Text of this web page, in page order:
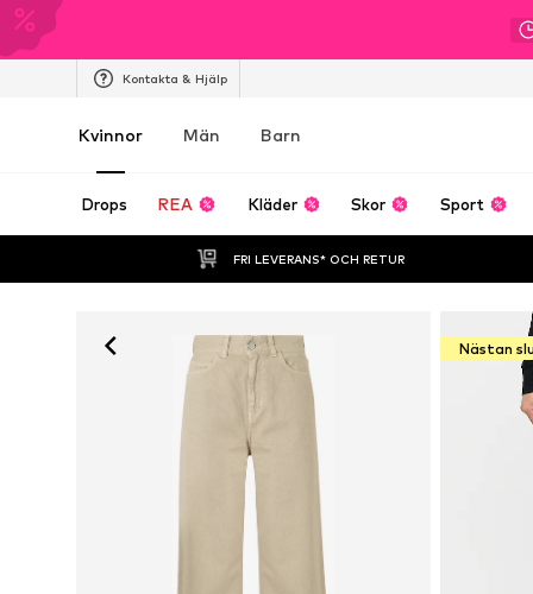
Kontakta & Hjälp
Kvinnor Män Barn
Drops REA Kläder Skor Sport
FRI LEVERANS* OCH RETUR
Nästan